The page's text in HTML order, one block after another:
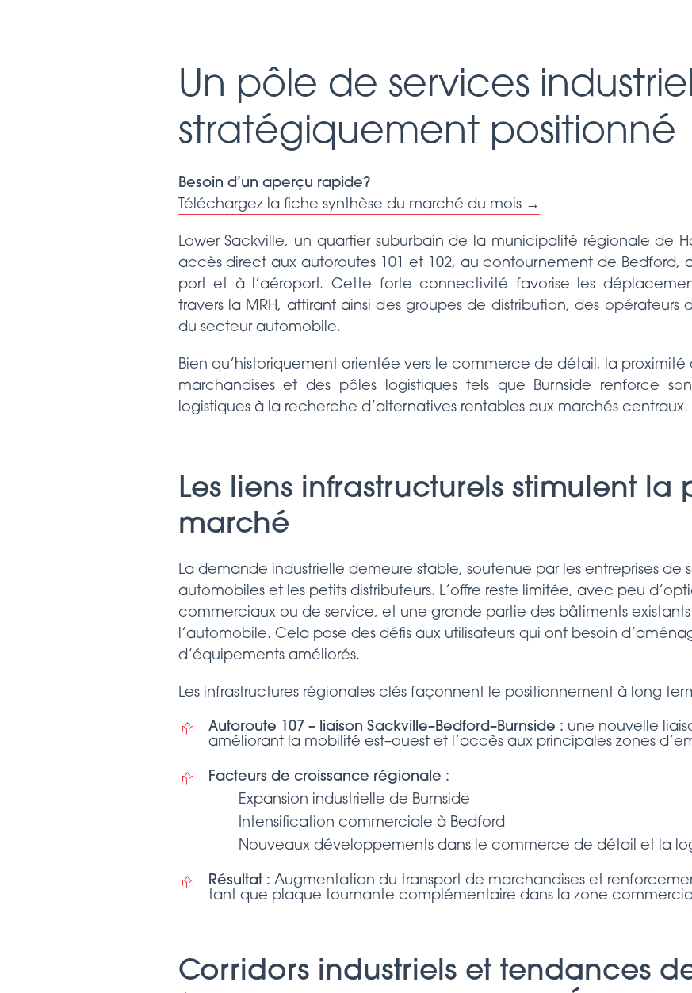
Un pôle de services
stratégiquement positionné
Besoin d’un aperçu rapide?
Téléchargez la fiche synthèse du marché du mois →
Lower Sackville, un quartier suburbain de la municipalité régionale de
accès direct aux autoroutes 101 et 102, au contournement de Bedford,
port et à l’aéroport. Cette forte connectivité favorise les
travers la MRH, attirant ainsi des groupes de distribution, des opérateurs
du secteur automobile.
Bien qu’historiquement orientée vers le commerce de détail, la proximité
marchandises et des pôles logistiques tels que Burnside renforce
logistiques à la recherche d’alternatives rentables aux marchés centraux.
Les liens infrastructurels stimulent
marché
La demande industrielle demeure stable, soutenue par les entreprises de
automobiles et les petits distributeurs. L’offre reste limitée, avec peu
commerciaux ou de service, et une grande partie des bâtiments
l’automobile. Cela pose des défis aux utilisateurs qui ont besoin
d’équipements améliorés.
Les infrastructures régionales clés façonnent le positionnement à long
Autoroute 107 – liaison Sackville–Bedford–Burnside : une nouvelle
améliorant la mobilité est–ouest et l’accès aux principales zones
Facteurs de croissance régionale :
Expansion industrielle de Burnside
Intensification commerciale à Bedford
Nouveaux développements dans le commerce de détail et la
Résultat : Augmentation du transport de marchandises et
tant que plaque tournante complémentaire dans la zone
Corridors industriels et tendances